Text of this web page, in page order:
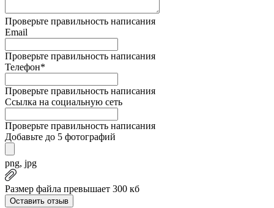
Проверьте правильность написания
Email
Проверьте правильность написания
Телефон*
Проверьте правильность написания
Ссылка на социальную сеть
Проверьте правильность написания
Добавьте до 5 фотографий
png, jpg
Размер файла превышает 300 кб
Оставить отзыв